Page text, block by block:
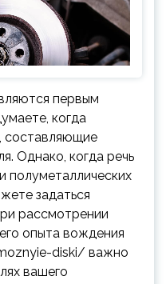
первым
когда
составляющие
Однако, когда речь
полуметаллических
задаться
рассмотрении
опыта вождения
diski/ важно
вашего